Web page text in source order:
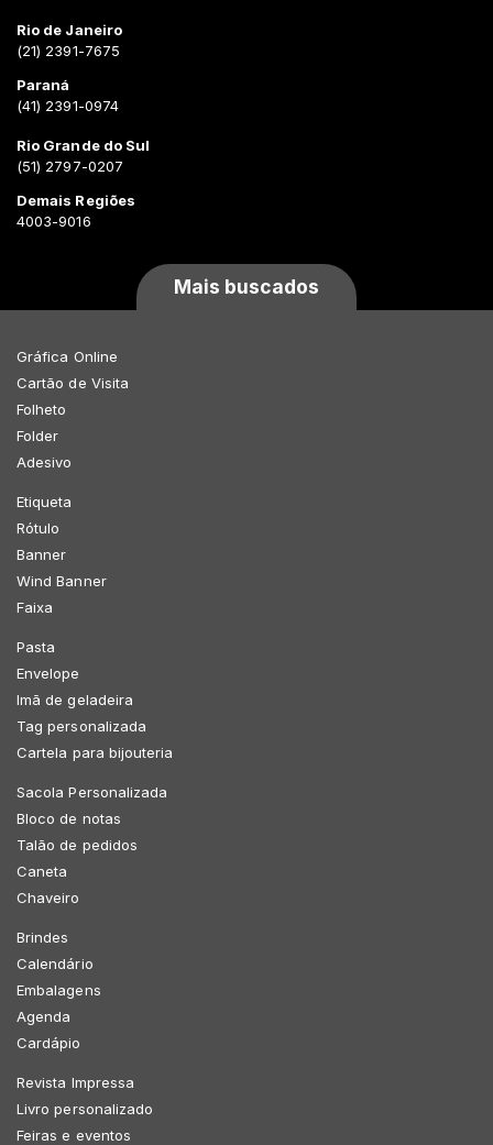
Rio de Janeiro
(21) 2391-7675
Paraná
(41) 2391-0974
Rio Grande do Sul
(51) 2797-0207
Demais Regiões
4003-9016
Mais buscados
Gráfica Online
Cartão de Visita
Folheto
Folder
Adesivo
Etiqueta
Rótulo
Banner
Wind Banner
Faixa
Pasta
Envelope
Imã de geladeira
Tag personalizada
Cartela para bijouteria
Sacola Personalizada
Bloco de notas
Talão de pedidos
Caneta
Chaveiro
Brindes
Calendário
Embalagens
Agenda
Cardápio
Revista Impressa
Livro personalizado
Feiras e eventos